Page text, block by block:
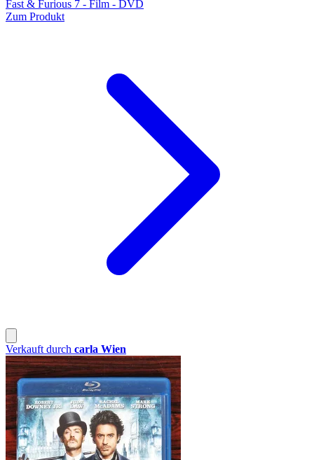
Fast & Furious 7 - Film - DVD
Zum Produkt
Verkauft durch carla Wien